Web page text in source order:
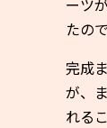
たの
完成
が、
れる